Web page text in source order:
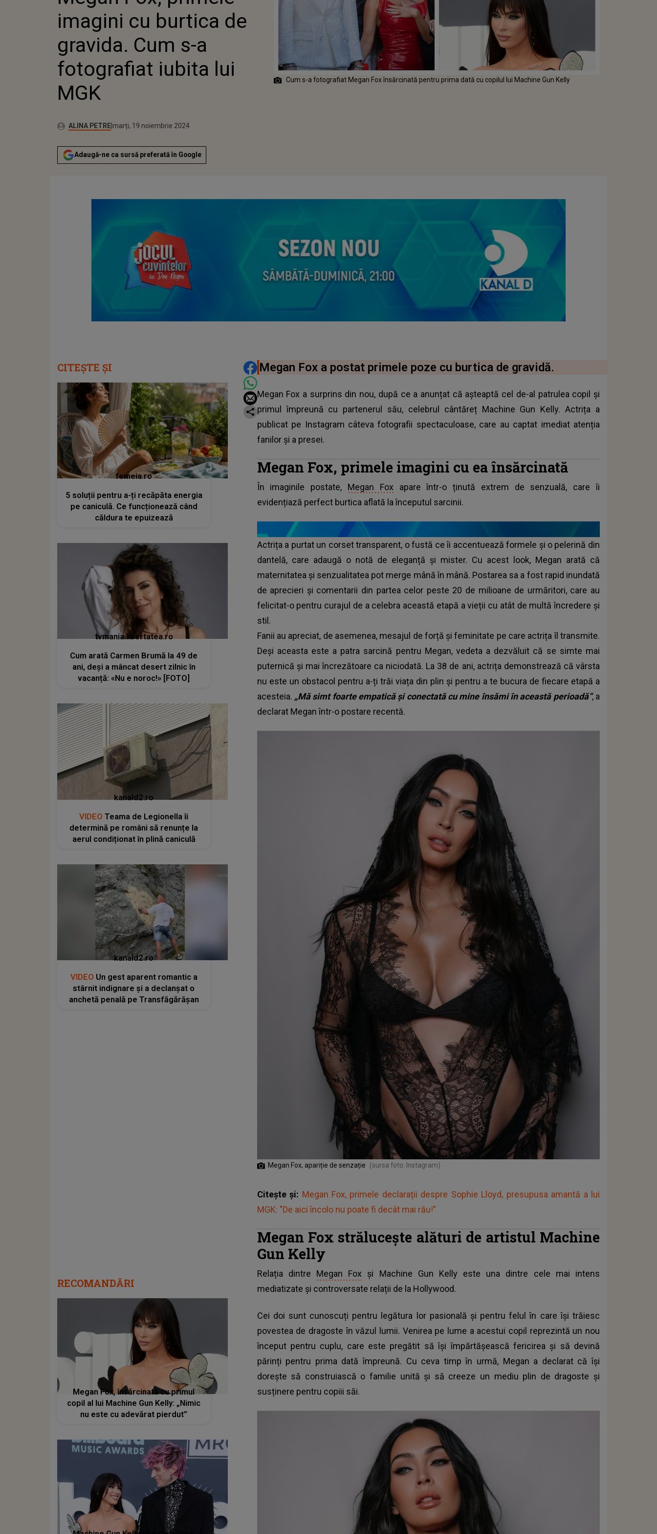
FOTOGRAFIAT IUBITA
LUI MGK
imagini cu burtica de
gravida. Cum s-a
fotografiat iubita lui
MGK
Autor:ALINA PETREPublicat:
marți, 19 noiembrie 2024
Actualizat:
marți, 19 noiembrie 2024
Adaugă-ne ca sursă preferată în Google
Cum s-a fotografiat Megan Fox însărcinată pentru prima dată cu copilul lui Machine Gun Kelly
DISTRIBUIE ARTICOLUL
Megan Fox a postat primele poze cu burtica de gravidă.
Megan Fox a surprins din nou, după ce a anunțat că așteaptă cel de-al patrulea copil și
primul împreună cu partenerul său, celebrul cântăreț Machine Gun Kelly. Actrița a
publicat pe Instagram câteva fotografii spectaculoase, care au captat imediat atenția
fanilor și a presei.
Megan Fox, primele imagini cu ea însărcinată
În imaginile postate, Megan Fox apare într-o ținută extrem de senzuală, care îi
evidențiază perfect burtica aflată la începutul sarcinii.
Actrița a purtat un corset transparent, o fustă ce îi accentuează formele și o pelerină din
dantelă, care adaugă o notă de eleganță și mister. Cu acest look, Megan arată că
maternitatea și senzualitatea pot merge mână în mână. Postarea sa a fost rapid inundată
de aprecieri și comentarii din partea celor peste 20 de milioane de urmăritori, care au
felicitat-o pentru curajul de a celebra această etapă a vieții cu atât de multă încredere și
stil.
Fanii au apreciat, de asemenea, mesajul de forță și feminitate pe care actrița îl transmite.
Deși aceasta este a patra sarcină pentru Megan, vedeta a dezvăluit că se simte mai
puternică și mai încrezătoare ca niciodată. La 38 de ani, actrița demonstrează că vârsta
nu este un obstacol pentru a-ți trăi viața din plin și pentru a te bucura de fiecare etapă a
acesteia. „Mă simt foarte empatică și conectată cu mine însămi în această perioadă”, a
declarat Megan într-o postare recentă.
Megan Fox, apariție de senzație (sursa foto: Instagram)
Citește și: Megan Fox, primele declarații despre Sophie Lloyd, presupusa amantă a lui
MGK: "De aici încolo nu poate fi decât mai rău!"
Megan Fox strălucește alături de artistul Machine
Gun Kelly
Relația dintre Megan Fox și Machine Gun Kelly este una dintre cele mai intens
mediatizate și controversate relații de la Hollywood.
Cei doi sunt cunoscuți pentru legătura lor pasională și pentru felul în care își trăiesc
povestea de dragoste în văzul lumii. Venirea pe lume a acestui copil reprezintă un nou
început pentru cuplu, care este pregătit să își împărtășească fericirea și să devină
părinți pentru prima dată împreună. Cu ceva timp în urmă, Megan a declarat că își
dorește să construiască o familie unită și să creeze un mediu plin de dragoste și
susținere pentru copiii săi.
CITEȘTE ȘI
femeia.ro
5 soluții pentru a-ți recăpăta energia
pe caniculă. Ce funcționează când
căldura te epuizează
tvmania.libertatea.ro
Cum arată Carmen Brumă la 49 de
ani, deși a mâncat desert zilnic în
vacanță: «Nu e noroc!» [FOTO]
kanald2.ro
VIDEO Teama de Legionella îi
determină pe români să renunțe la
aerul condiționat în plină caniculă
kanald2.ro
VIDEO Un gest aparent romantic a
stârnit indignare și a declanșat o
anchetă penală pe Transfăgărășan
RECOMANDĂRI
Megan Fox, însărcinată cu primul
copil al lui Machine Gun Kelly: „Nimic
nu este cu adevărat pierdut”